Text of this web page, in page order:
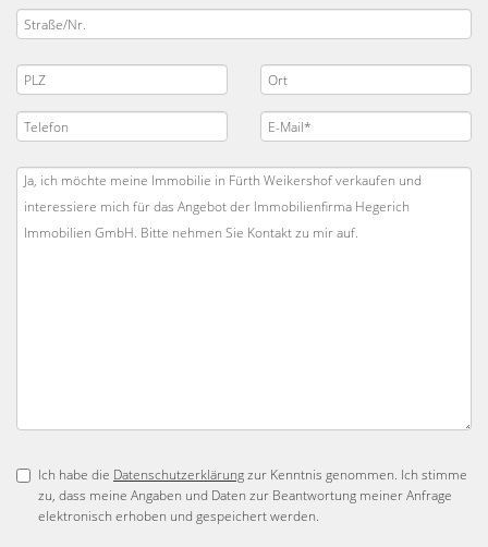
Ich habe die Datenschutzerklärungzur Kenntnis genommen. Ich stimme
zu, dass meine Angaben und Daten zur Beantwortung meiner Anfrage
elektronisch erhoben und gespeichert werden.